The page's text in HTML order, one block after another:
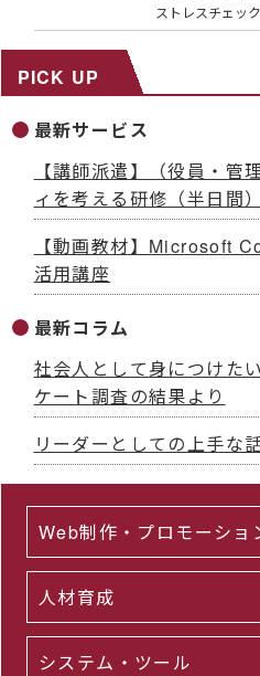
ストレスチェック
PICK UP
最新サービス
【講師派遣】（役員・管
ィを考える研修（半日間）
【動画教材】Microsoft
活用講座
最新コラム
社会人として身につけた
ケート調査の結果より
リーダーとしての上手な
Web制作・プロモーショ
人材育成
システム・ツール